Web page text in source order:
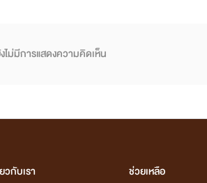
ไม่มีการแสดงความคิดเห็น
วกับเรา ช่วยเหลือ